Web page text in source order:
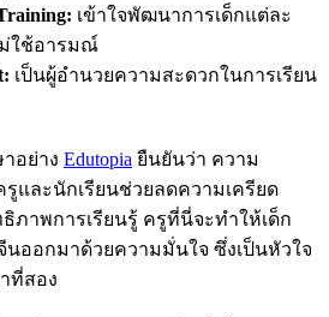
เข้าใจพัฒนาการเด็กแต่ละ
ม่ใช้อารมณ์
เป็นผู้อำนวยความสะดวกในการเรียน
อย่าง Edutopia ยืนยันว่า ความ
และนักเรียนช่วยลดความเครียด
ธิภาพการเรียนรู้ ครูที่นี่จะทำให้เด็ก
นออกมาด้วยความมั่นใจ ซึ่งเป็นหัวใจ
ที่สอง